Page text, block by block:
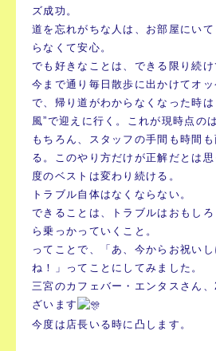
ズ成功。
道を忘れがちな人は、お部屋にい
らなくて安心。
でも好きなことは、できる限り続け
今まで通り毎日散歩に出かけてオッ
で、帰り道がわからなくなった時
風”で迎えに行く。これが現時点の
もちろん、スタッフの手間も時間も
る。このやり方だけが正解だとは
度のベストは変わり続ける。
トラブル自体はなくならない。
できることは、トラブルはおもし
ら乗っかっていくこと。
ってことで、「あ、今からお祝い
ね！」ってことにしてみました。
三宮のカフェバー・エンタスさん
ざいます
今度は店長いる時に凸します。